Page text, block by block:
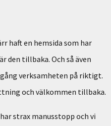
haft en hemsida som har
den tillbaka. Och så även
verksamheten på riktigt.
och välkommen tillbaka.
strax manusstopp och vi